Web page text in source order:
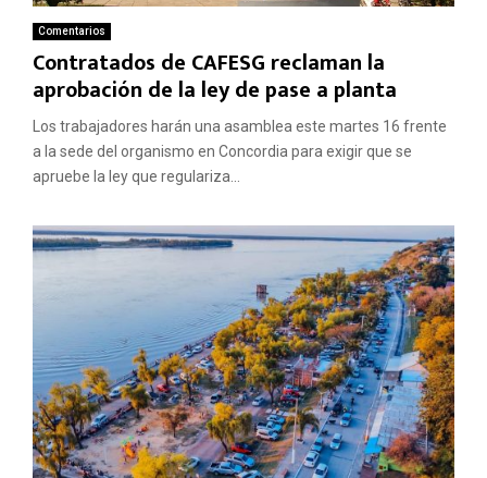
Comentarios
Contratados de CAFESG reclaman la
aprobación de la ley de pase a planta
Los trabajadores harán una asamblea este martes 16 frente
a la sede del organismo en Concordia para exigir que se
apruebe la ley que regulariza...